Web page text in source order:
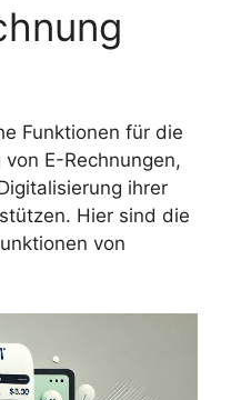
Funktionen für die
E-Rechnungen,
ihrer
Hier sind die
von